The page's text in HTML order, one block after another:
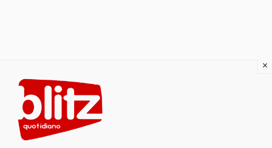
content
×